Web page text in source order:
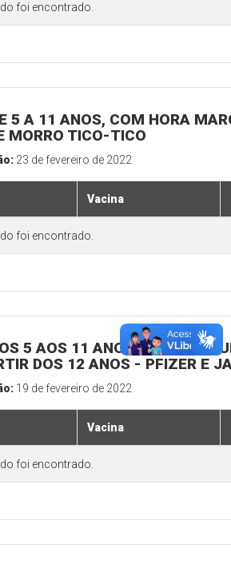
foi encontrado.
5 A 11 ANOS, COM HORA
MORRO TICO-TICO
23 de fevereiro de 2022
Vacina
foi encontrado.
5 AOS 11 ANOS EM TODAS
DOS 12 ANOS - PFIZER E
19 de fevereiro de 2022
Vacina
foi encontrado.